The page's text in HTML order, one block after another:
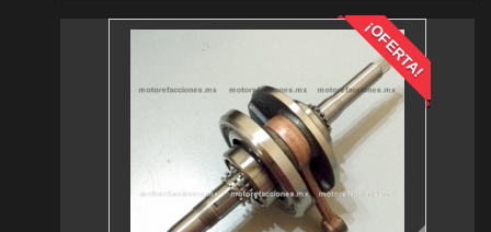
¡OFERTA!